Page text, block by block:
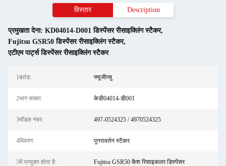
विस्तार Description
प्रमुखता देना: KD04014-D001 डिस्पेंसर रीसाइक्लिंग स्टैकर,
Fujitsu GSR50 डिस्पेंसर रीसाइक्लिंग स्टैकर,
एटीएम पार्ट्स डिस्पेंसर रीसाइक्लिंग स्टैकर
1ब्रांड: फ्यूजीत्सु
2भाग संख्या: केडी04014-डी001
3मॉडल नंबर: 497-0524325 / 4970524325
4विवरण: पुनरावर्तन स्टैकर
5में प्रयुक्त होता है: Fujitsu GSR50 कैश रिसाइकलर डिस्पेंसर